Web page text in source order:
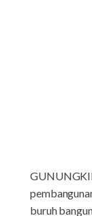
buruh